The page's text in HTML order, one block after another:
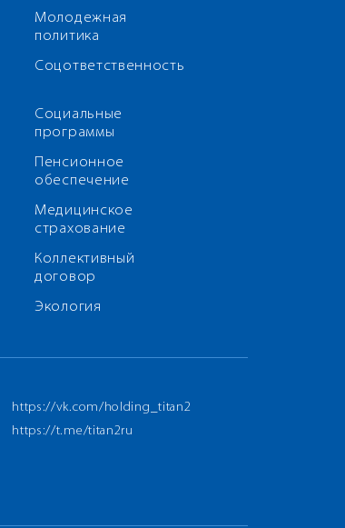
Молодежная
политика
Соцответственность
Социальные
программы
Пенсионное
обеспечение
Медицинское
страхование
Коллективный
договор
Экология
https://vk.com/holding_titan2
https://t.me/titan2ru